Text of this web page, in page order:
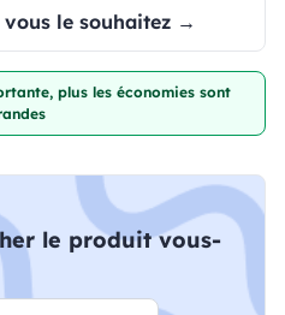
le souhaitez →
plus les économies sont
le produit vous-